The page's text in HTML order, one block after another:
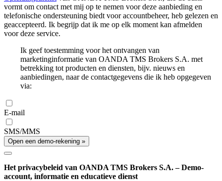
vormt om contact met mij op te nemen voor deze aanbieding en
telefonische ondersteuning biedt voor accountbeheer, heb gelezen en
geaccepteerd. Ik begrijp dat ik me op elk moment kan afmelden
voor deze service.
Ik geef toestemming voor het ontvangen van
marketinginformatie van OANDA TMS Brokers S.A. met
betrekking tot producten en diensten, bijv. nieuws en
aanbiedingen, naar de contactgegevens die ik heb opgegeven
via:
E-mail
SMS/MMS
Open een demo-rekening »
Het privacybeleid van OANDA TMS Brokers S.A. – Demo-
account, informatie en educatieve dienst